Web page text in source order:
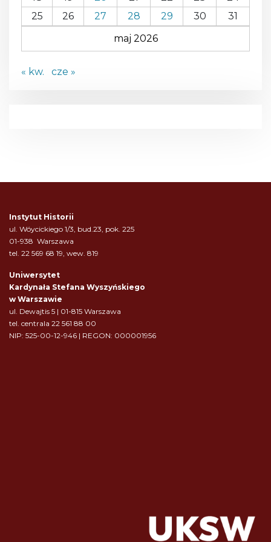
maj 2026
25
26 27 28 29 30 31
« kw. cze »
Instytut Historii
ul. Wóycickiego 1/3, bud.23, pok. 225
01-938 Warszawa
tel. 22 569 68 19, wew. 819
Uniwersytet
Kardynała Stefana Wyszyńskiego
w Warszawie
ul. Dewajtis 5 | 01-815 Warszawa
tel. centrala 22 561 88 00
NIP: 525-00-12-946 | REGON: 000001956